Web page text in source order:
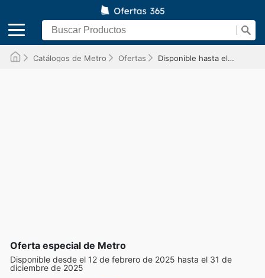
Catálogos de Metro Ofertas Disponible hasta el 31/12/2025
Oferta especial de Metro
Disponible desde el 12 de febrero de 2025 hasta el 31 de
diciembre de 2025